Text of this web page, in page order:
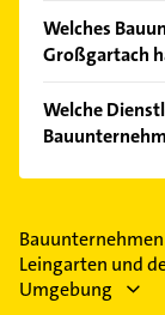
Welches
Großgartach
Bitte beachten
Feiertagen
Welche
Folgende
und
Leingarten und
Umgebung